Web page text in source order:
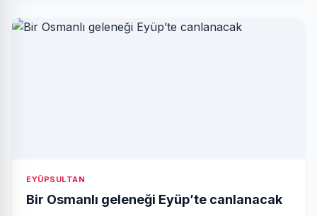
EYÜPSULTAN
Bir Osmanlı geleneği Eyüp’te canlanacak